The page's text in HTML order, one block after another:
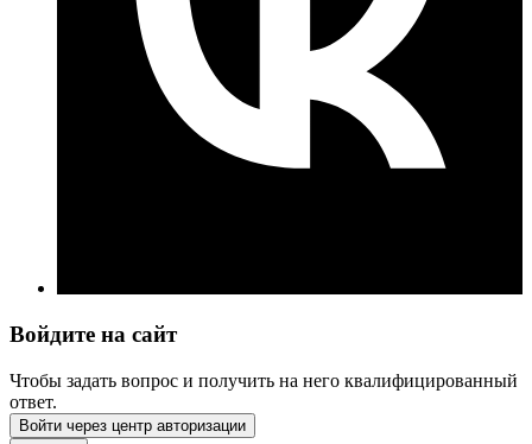
Войдите на сайт
Чтобы задать вопрос и получить на него квалифицированный
ответ.
Войти через центр авторизации